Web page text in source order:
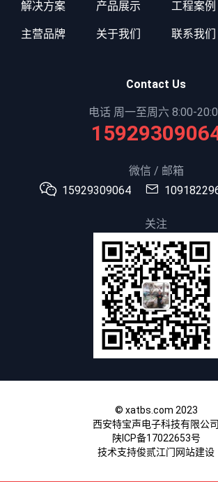
解决方案 产品展示 工程案例
主营品牌 关于我们 联系我们
Contact Us
电话 周一至周六 8:00-
微信 / 邮箱
15929309064
关注
© xatbs.com 2023
西安特宝声电子科技有限公司
陕ICP备17022653号
技术支持俊贰江门网站建设